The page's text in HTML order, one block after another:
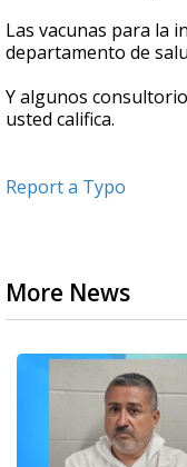
Las vacunas para la
departamento de
Y algunos
usted califica.
Report a Typo
More News